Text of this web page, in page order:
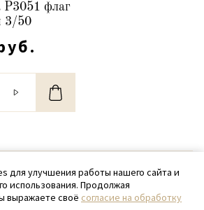
Р3051 флаг
3/50
2020 - 2026 SamPack
7 (918) 699-97-87
для улучшения работы нашего сайта и
использования. Продолжая
выражаете своё согласие на обработку